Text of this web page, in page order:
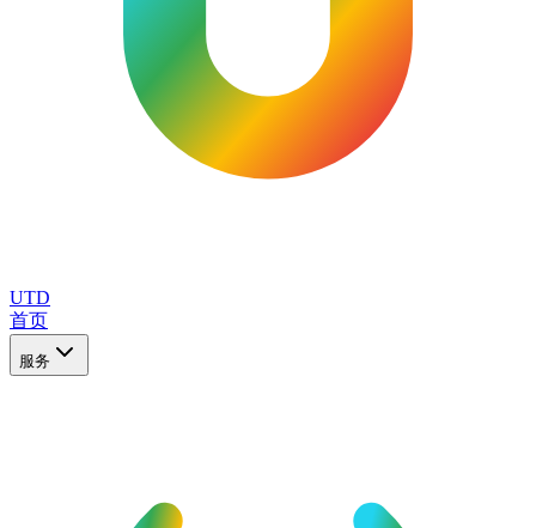
UTD
首页
服务